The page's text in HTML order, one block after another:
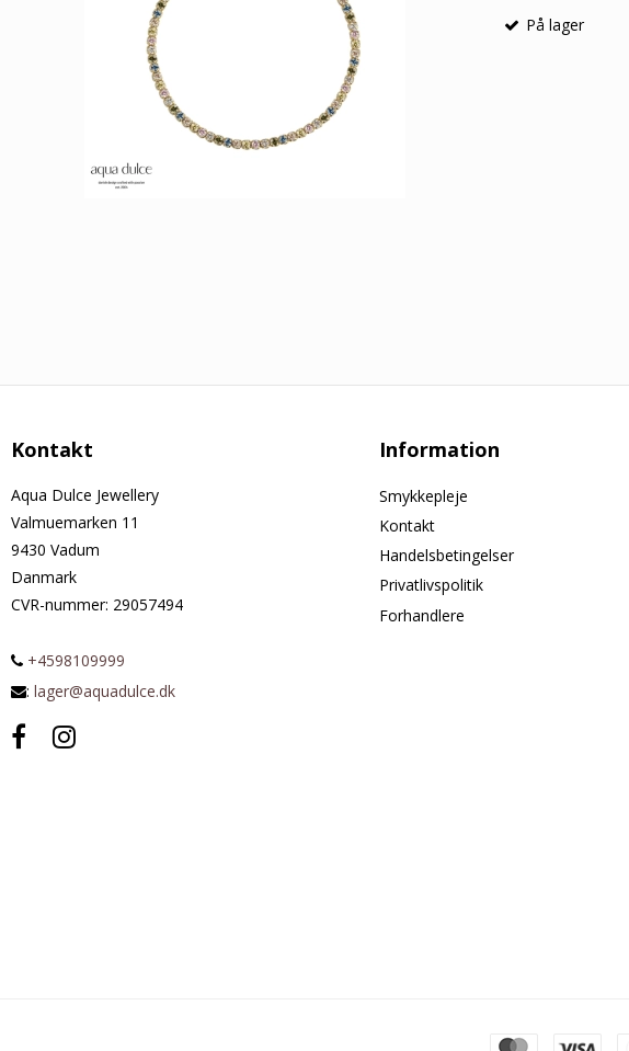
På lager
Kontakt
Aqua Dulce Jewellery
Valmuemarken 11
9430 Vadum
Danmark
CVR-nummer: 29057494
+4598109999
: lager@aquadulce.dk
Information
Smykkepleje
Kontakt
Handelsbetingelser
Privatlivspolitik
Forhandlere